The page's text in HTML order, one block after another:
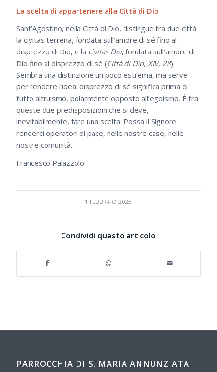
La scelta di appartenere alla Città di Dio
Sant’Agostino, nella Città di Dio, distingue tra due città:
la civitas terrena, fondata sull’amore di sé fino al
disprezzo di Dio, e la civitas Dei, fondata sull’amore di
Dio fino al disprezzo di sé (Città di Dio, XIV, 28).
Sembra una distinzione un poco estrema, ma serve
per rendere l’idea: disprezzo di sé significa prima di
tutto altruismo, polarmente opposto all’egoismo. È tra
queste due predisposizioni che si deve,
inevitabilmente, fare una scelta. Possa il Signore
renderci operatori di pace, nelle nostre case, nelle
nostre comunità.
Francesco Palazzolo
1 FEBBRAIO 2025
Condividi questo articolo
PARROCCHIA DI S. MARIA ANNUNZIATA